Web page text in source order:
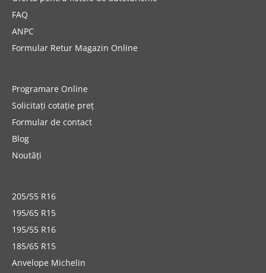
FAQ
ANPC
Formular Retur Magazin Online
Programare Online
Solicitați cotație preț
Formular de contact
Blog
Noutăți
205/55 R16
195/65 R15
195/55 R16
185/65 R15
Anvelope Michelin